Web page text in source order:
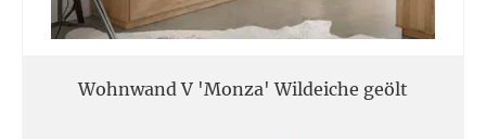
Wohnwand V 'Monza' Wildeiche geölt